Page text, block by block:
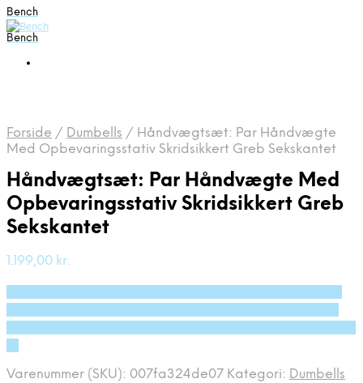
Bench
Bench
Forside / Dumbells / Håndvægtsæt: Par Håndvægte
Med Opbevaringsstativ Skridsikkert Greb Sekskantet
Håndvægtsæt: Par Håndvægte Med
Opbevaringsstativ Skridsikkert Greb
Sekskantet
1.199,00 kr.
Varenummer (SKU): 007fa324de07 Kategori: Dumbells